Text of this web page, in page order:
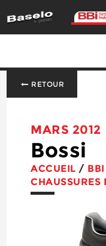
RETOUR
MARS 2012
Bossi
ACCUEIL / BBI
CHAUSSURES